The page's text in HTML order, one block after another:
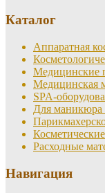
Каталог
Аппаратная
Медицинские
Медицинская
SPA-
Для маникюра
Расходные
Навигация